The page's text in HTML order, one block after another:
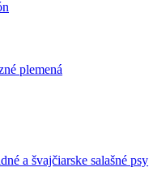
plemená
a švajčiarske salašné psy